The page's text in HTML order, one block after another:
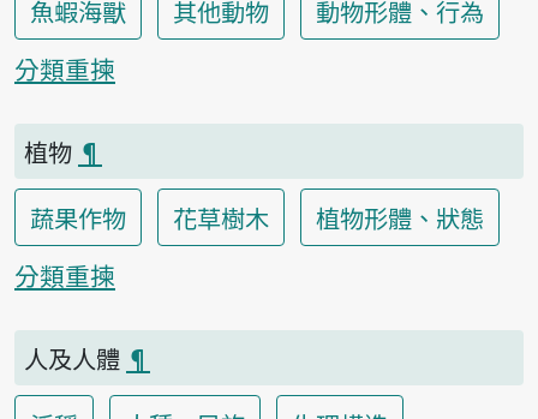
魚蝦海獸
其他動物
動物形體、行為
分類重揀
植物 ¶
蔬果作物
花草樹木
植物形體、狀態
分類重揀
人及人體 ¶